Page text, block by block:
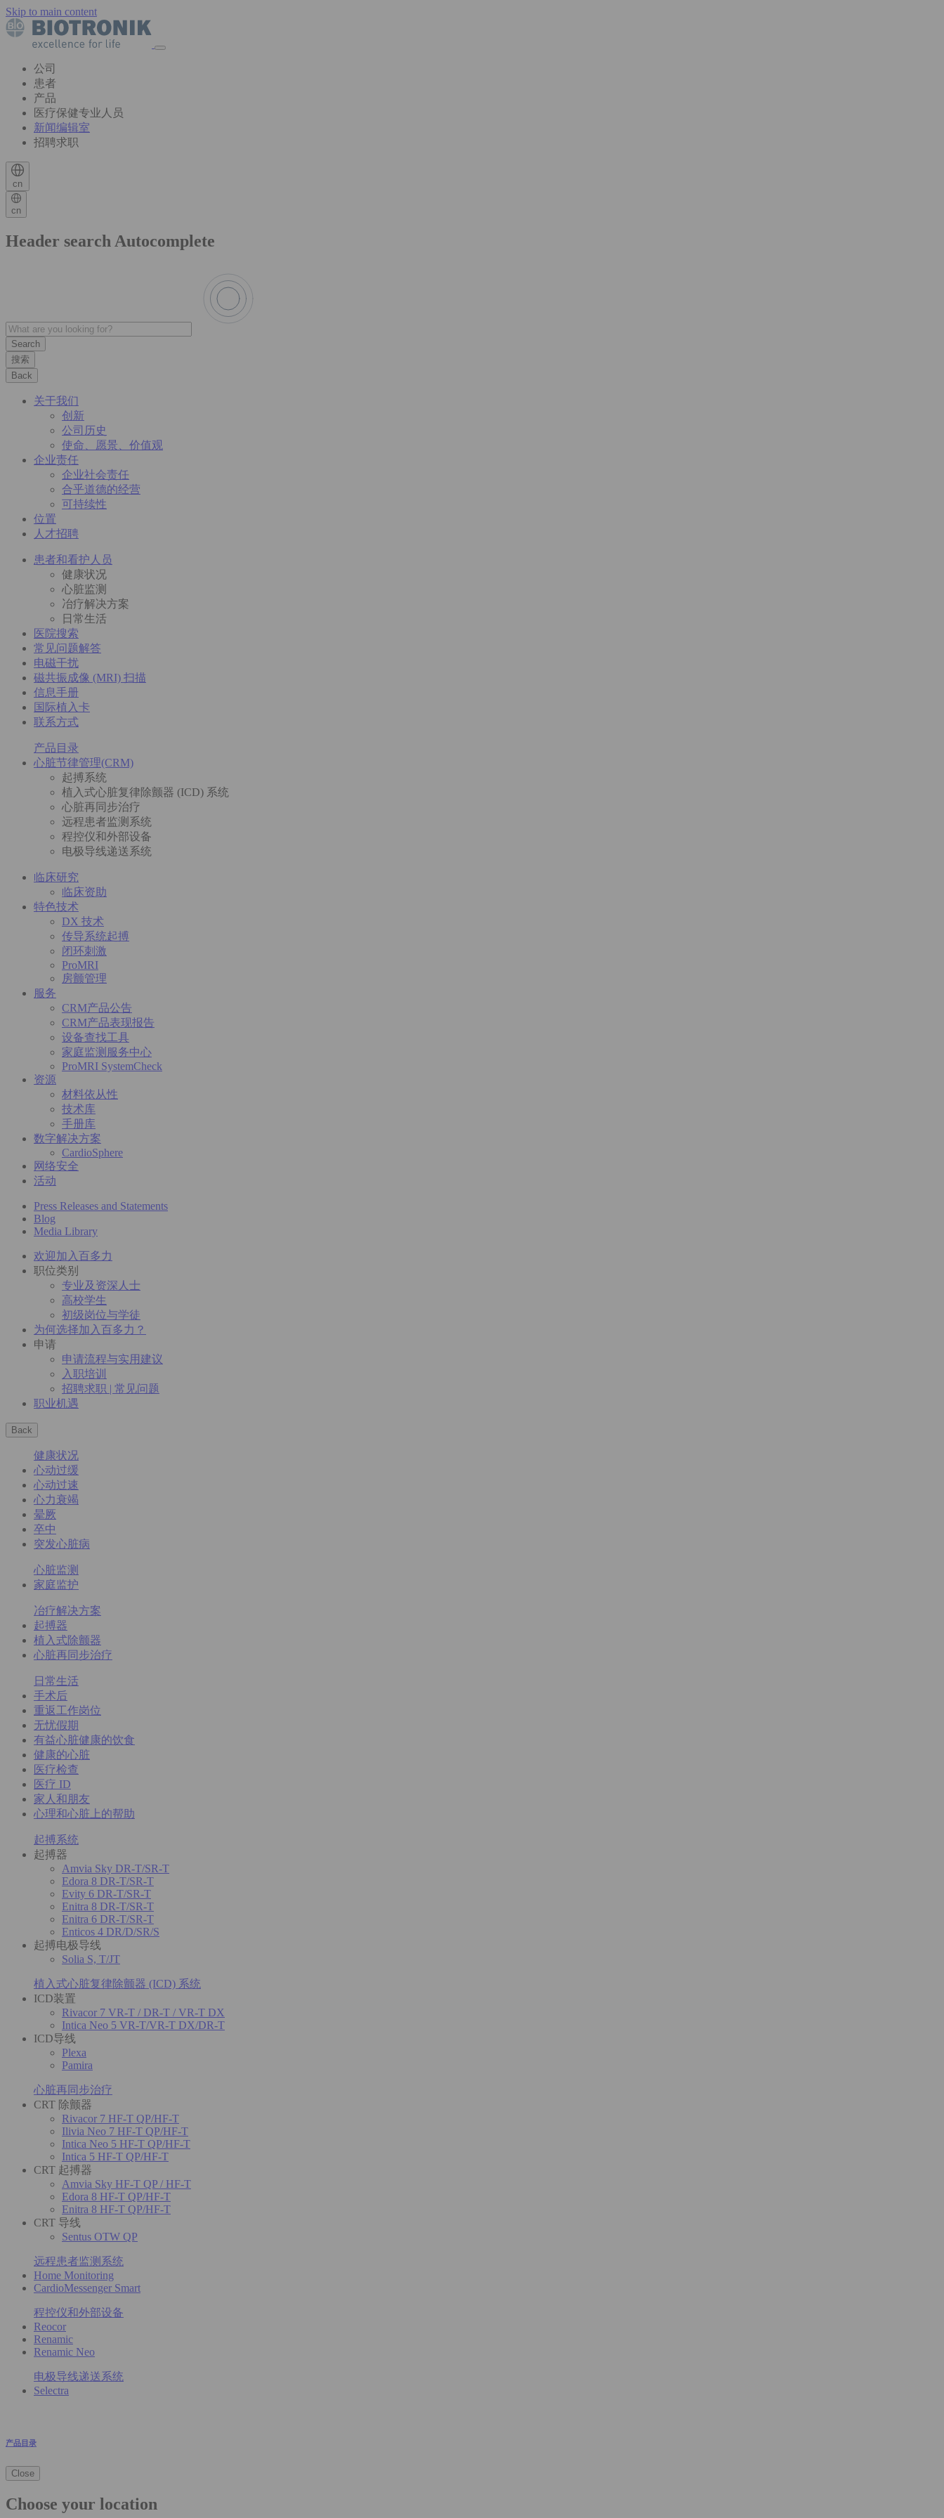
Skip to main content
公司
患者
产品
医疗保健专业人员
新闻编辑室
招聘求职
cn
cn
Header search Autocomplete
搜索
Back
关于我们
创新
公司历史
使命、愿景、价值观
企业责任
企业社会责任
合乎道德的经营
可持续性
位置
人才招聘
患者和看护人员
健康状况
心脏监测
冶疗解决方案
日常生活
医院搜索
常见问题解答
电磁干扰
磁共振成像 (MRI) 扫描
信息手册
国际植入卡
联系方式
产品目录
心脏节律管理(CRM)
起搏系统
植入式心脏复律除颤器 (ICD) 系统
心脏再同步治疗
远程患者监测系统
程控仪和外部设备
电极导线递送系统
临床研究
临床资助
特色技术
DX 技术
传导系统起搏
闭环刺激
ProMRI
房颤管理
服务
CRM产品公告
CRM产品表现报告
设备查找工具
家庭监测服务中心
ProMRI SystemCheck
资源
材料依从性
技术库
手册库
数字解决方案
CardioSphere
网络安全
活动
Press Releases and Statements
Blog
Media Library
欢迎加入百多力
职位类别
专业及资深人士
高校学生
初级岗位与学徒
为何选择加入百多力？
申请
申请流程与实用建议
入职培训
招聘求职 | 常见问题
职业机遇
Back
健康状况
心动过缓
心动过速
心力衰竭
晕厥
卒中
突发心脏病
心脏监测
家庭监护
冶疗解决方案
起搏器
植入式除颤器
心脏再同步治疗
日常生活
手术后
重返工作岗位
无忧假期
有益心脏健康的饮食
健康的心脏
医疗检查
医疗 ID
家人和朋友
心理和心脏上的帮助
起搏系统
起搏器
Amvia Sky DR-T/SR-T
Edora 8 DR-T/SR-T
Evity 6 DR-T/SR-T
Enitra 8 DR-T/SR-T
Enitra 6 DR-T/SR-T
Enticos 4 DR/D/SR/S
起搏电极导线
Solia S, T/JT
植入式心脏复律除颤器 (ICD) 系统
ICD装置
Rivacor 7 VR-T / DR-T / VR-T DX
Intica Neo 5 VR-T/VR-T DX/DR-T
ICD导线
Plexa
Pamira
心脏再同步治疗
CRT 除颤器
Rivacor 7 HF-T QP/HF-T
Ilivia Neo 7 HF-T QP/HF-T
Intica Neo 5 HF-T QP/HF-T
Intica 5 HF-T QP/HF-T
CRT 起搏器
Amvia Sky HF-T QP / HF-T
Edora 8 HF-T QP/HF-T
Enitra 8 HF-T QP/HF-T
CRT 导线
Sentus OTW QP
远程患者监测系统
Home Monitoring
CardioMessenger Smart
程控仪和外部设备
Reocor
Renamic
Renamic Neo
电极导线递送系统
Selectra
产品目录
Close
Choose your location